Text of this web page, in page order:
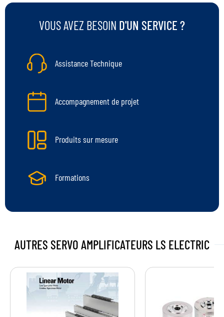
VOUS AVEZ BESOIN D'UN SERVICE ?
Assistance Technique
Accompagnement de projet
Produits sur mesure
Formations
AUTRES SERVO AMPLIFICATEURS LS ELECTRIC